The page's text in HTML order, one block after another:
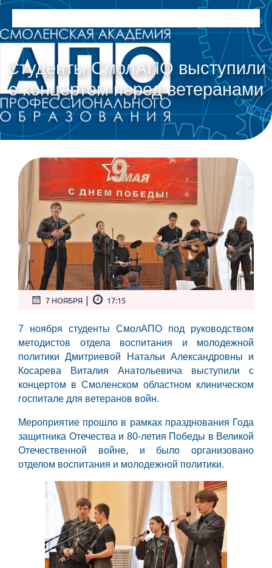
Студенты СмолАПО выступили
с концертом перед ветеранами
7 НОЯБРЯ | 17:15
7 ноября студенты СмолАПО под руководством
методистов отдела воспитания и молодежной
политики Дмитриевой Натальи Александровны и
Косарева Виталия Анатольевича выступили с
концертом в Смоленском областном клиническом
госпитале для ветеранов войн.
Мероприятие прошло в рамках празднования Года
защитника Отечества и 80-летия Победы в Великой
Отечественной войне, и было организовано
отделом воспитания и молодежной политики.